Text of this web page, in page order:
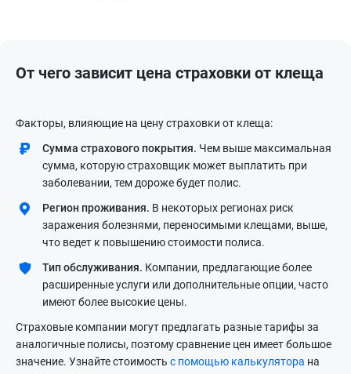
От чего зависит цена страховки от клеща
Факторы, влияющие на цену страховки от клеща:
Cумма страхового покрытия. Чем выше максимальная
сумма, которую страховщик может выплатить при
заболевании, тем дороже будет полис.
Регион проживания. В некоторых регионах риск
заражения болезнями, переносимыми клещами, выше,
что ведет к повышению стоимости полиса.
Тип обслуживания. Компании, предлагающие более
расширенные услуги или дополнительные опции, часто
имеют более высокие цены.
Страховые компании могут предлагать разные тарифы за
аналогичные полисы, поэтому сравнение цен имеет большое
значение. Узнайте стоимость с помощью калькулятора на